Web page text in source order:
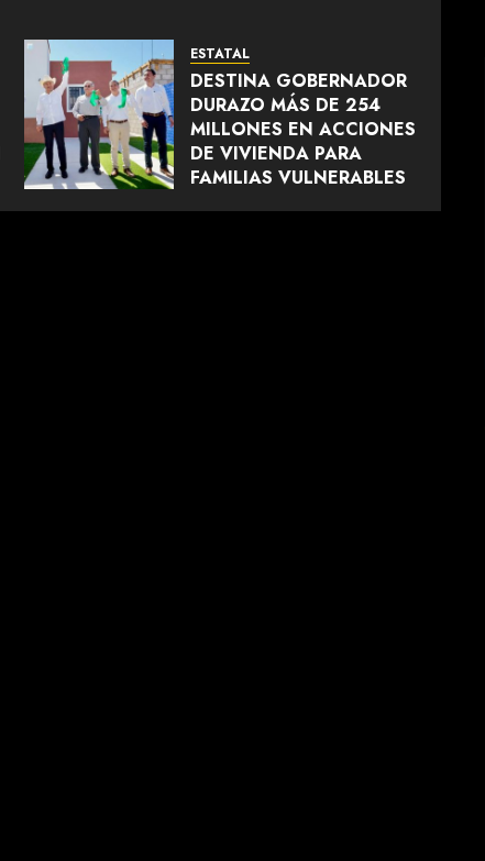
ESTATAL
DESTINA GOBERNADOR
DURAZO MÁS DE 254
MILLONES EN ACCIONES
DE VIVIENDA PARA
FAMILIAS VULNERABLES
AGOSTO 7, 2026 0